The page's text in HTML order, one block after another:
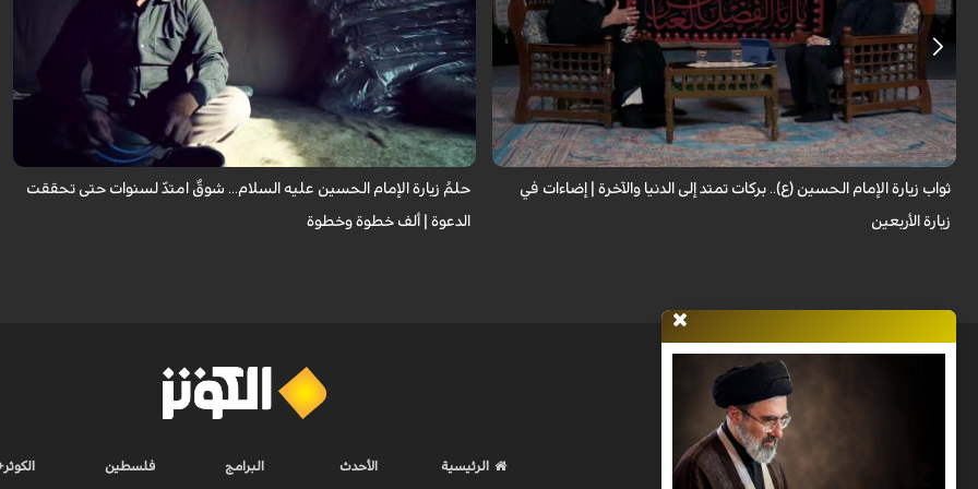
لا تقتصر زيارة الإمام الحسين (عليه السلام) على أداء شعيرةٍ إيمانية، بل تحمل في
طياتها ثوابًا عظيمًا وآثارًا مباركة تنعكس على حياة الزائر. فما هي النعم...
ثواب زيارة الإمام الحسين (ع).. بركات تمتد إلى الدنيا والآخرة | إضاءات في
زيارة الأربعين
يروي عددٌ من الزائرين مشاعر الشوق التي لازمتهم لسنوات وهم يتمنون زيارة
الإمام الحسين عليه السلام، مؤكدين أن العقبات المادية والظروف الشخصية لم
حلمُ زيارة الإمام الحسين عليه السلام... شوقٌ امتدّ لسنوات حتى تحققت
الدعوة | ألف خطوة وخطوة
الرئيسية الأحدث البرامج فلسطين